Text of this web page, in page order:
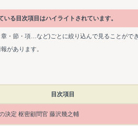
る目次項目はハイライトされています。
・節・項…など)ごとに絞り込んで見ることがで
があります。
目次項目
決定 枢密顧問官 藤沢幾之輔